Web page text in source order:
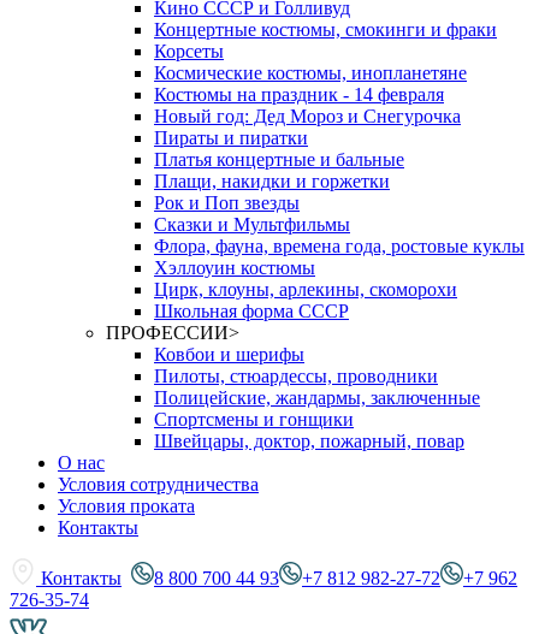
Кино СССР и Голливуд
Концертные костюмы, смокинги и фраки
Корсеты
Космические костюмы, инопланетяне
Костюмы на праздник - 14 февраля
Новый год: Дед Мороз и Снегурочка
Пираты и пиратки
Платья концертные и бальные
Плащи, накидки и горжетки
Рок и Поп звезды
Сказки и Мультфильмы
Флора, фауна, времена года, ростовые куклы
Хэллоуин костюмы
Цирк, клоуны, арлекины, скоморохи
Школьная форма СССР
ПРОФЕССИИ>
Ковбои и шерифы
Пилоты, стюардессы, проводники
Полицейские, жандармы, заключенные
Спортсмены и гонщики
Швейцары, доктор, пожарный, повар
О нас
Условия сотрудничества
Условия проката
Контакты
Контакты 8 800 700 44 93 +7 812 982-27-72
+7 962
726-35-74